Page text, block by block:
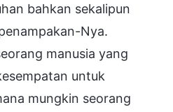
bahkan sekalipun
Nya.
manusia yang
untuk
mungkin seorang